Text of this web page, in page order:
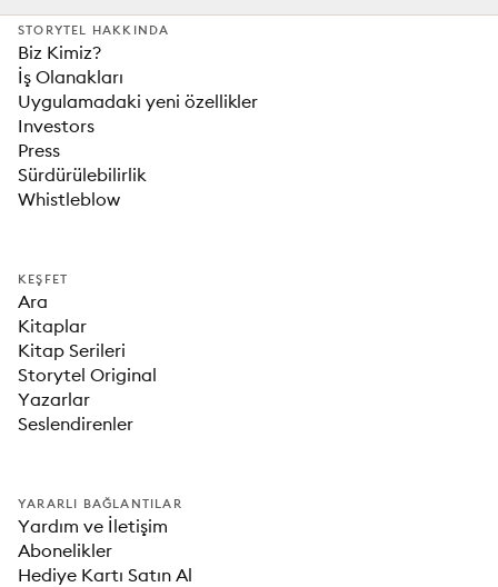
STORYTEL HAKKINDA
Biz Kimiz?
İş Olanakları
Uygulamadaki yeni özellikler
Investors
Press
Sürdürülebilirlik
Whistleblow
KEŞFET
Ara
Kitaplar
Kitap Serileri
Storytel Original
Yazarlar
Seslendirenler
YARARLI BAĞLANTILAR
Yardım ve İletişim
Abonelikler
Hediye Kartı Satın Al